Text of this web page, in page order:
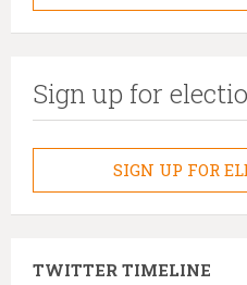
Sign up for
SIGN UP FOR
TWITTER TIMELINE